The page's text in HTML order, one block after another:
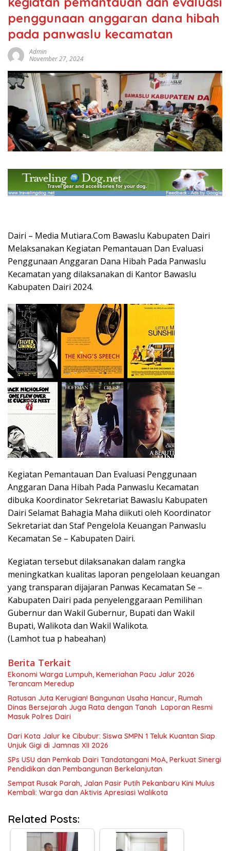
penggunaan anggaran dana hibah
pada panwaslu kecamatan
Admin
November 27, 2024
Dairi – Media Mutiara.Com Bawaslu Kabupaten Dairi
Melaksanakan Kegiatan Pemantauan Dan Evaluasi
Penggunaan Anggaran Dana Hibah Pada Panwaslu
Kecamatan yang dilaksanakan di Kantor Bawaslu
Kabupaten Dairi 2024.
Kegiatan Pemantauan Dan Evaluasi Penggunaan
Anggaran Dana Hibah Pada Panwaslu Kecamatan
dibuka Koordinator Sekretariat Bawaslu Kabupaten
Dairi Selamat Bahagia Maha diikuti oleh Koordinator
Sekretariat dan Staf Pengelola Keuangan Panwaslu
Kecamatan Se – Kabupaten Dairi.
Kegiatan tersebut dilaksanakan dalam rangka
meningkatkan kualitas laporan pengelolaan keuangan
yang transparan dijajaran Panwas Kecamatan Se –
Kabupaten Dairi pada penyelenggaraan Pemilihan
Gubernur dan Wakil Gubernur, Bupati dan Wakil
Bupati, Walikota dan Wakil Walikota.
(Lamhot tua p habeahan)
Berita Terkait
Ekonomi Warga Lumpuh, Kemeriahan Pacu Jalur 2026
Terancam Meredup
Ratusan Juta Kerugian! Bangunan Usaha Hancur, Rumah
Dinas Bersejarah Juga Rata dengan Tanah Laporan Resmi
Masuk Polres Dairi
Dari Kota Jalur ke Cibubur: Siswa SMPN 1 Teluk Kuantan Siap
Unjuk Gigi di Jamnas XII 2026
SPs USU dan Pemkab Dairi Tandatangani MoA, Perkuat Sinergi
Pendidikan dan Pembangunan Berkelanjutan
Sempat Rusak Parah, Jalan Pasir Putih Pekanbaru Kini Mulus
Kembali: Warga dan Aktivis Apresiasi Walikota
Related Posts: